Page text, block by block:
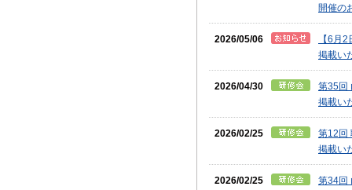
開催の
2026/05/06
【6月
掲載い
2026/04/30
第35回
掲載い
2026/02/25
第12回
掲載い
2026/02/25
第34回